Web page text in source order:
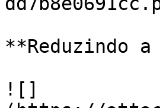
**Reduzindo
![]